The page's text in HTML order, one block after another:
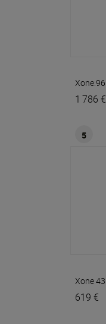
Xone:96
1 786 €
5
Xone 43
619 €